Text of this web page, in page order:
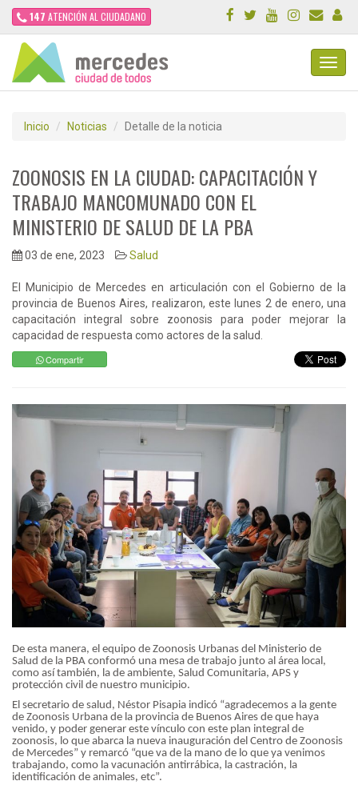
147 ATENCIÓN AL CIUDADANO
Inicio Noticias Detalle de la noticia
ZOONOSIS EN LA CIUDAD: CAPACITACIÓN Y
TRABAJO MANCOMUNADO CON EL
MINISTERIO DE SALUD DE LA PBA
03 de ene, 2023 Salud
El Municipio de Mercedes en articulación con el Gobierno de la
provincia de Buenos Aires, realizaron, este lunes 2 de enero, una
capacitación integral sobre zoonosis para poder mejorar la
capacidad de respuesta como actores de la salud.
Compartir
De esta manera, el equipo de Zoonosis Urbanas del Ministerio de
Salud de la PBA conformó una mesa de trabajo junto al área local,
como así también, la de ambiente, Salud Comunitaria, APS y
protección civil de nuestro municipio.
El secretario de salud, Néstor Pisapia indicó “agradecemos a la gente
de Zoonosis Urbana de la provincia de Buenos Aires de que haya
venido, y poder generar este vínculo con este plan integral de
zoonosis, lo que abarca la nueva inauguración del Centro de Zoonosis
de Mercedes” y remarcó “que va de la mano de lo que ya venimos
trabajando, como la vacunación antirrábica, la castración, la
identificación de animales, etc”.